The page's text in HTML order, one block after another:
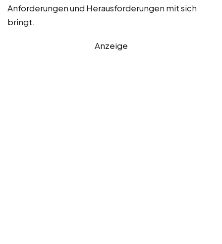
Anforderungen und Herausforderungen mit sich
bringt.
Anzeige